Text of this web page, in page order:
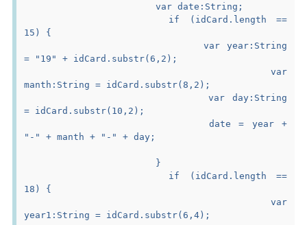
			var date:String;
15) {
				var year:String
= "19" + idCard.substr(6,2);
manth:String = idCard.substr(8,2);
= idCard.substr(10,2);
"-" + manth + "-" + day;
			}
18) {
year1:String = idCard.substr(6,4);